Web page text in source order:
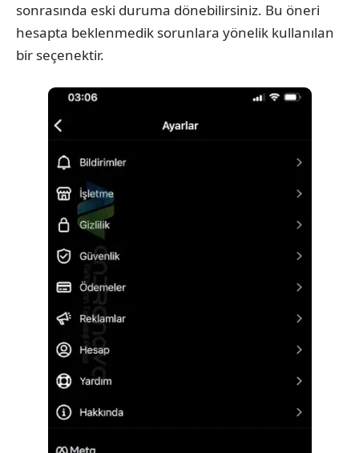
sonrasında eski duruma dönebilirsiniz. Bu öneri
hesapta beklenmedik sorunlara yönelik kullanılan
bir seçenektir.